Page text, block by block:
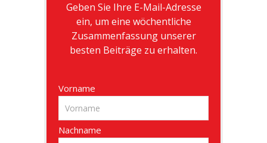
Geben Sie Ihre E-Mail-Adresse
ein, um eine wöchentliche
Zusammenfassung unserer
besten Beiträge zu erhalten.
Vorname
Nachname